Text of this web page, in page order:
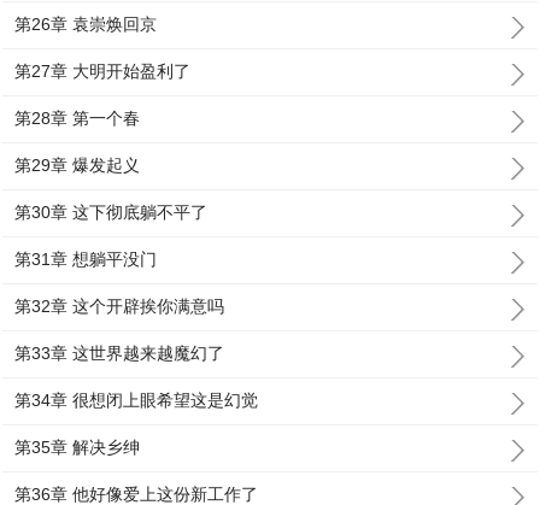
第26章 袁崇焕回京
第27章 大明开始盈利了
第28章 第一个春
第29章 爆发起义
第30章 这下彻底躺不平了
第31章 想躺平没门
第32章 这个开辟挨你满意吗
第33章 这世界越来越魔幻了
第34章 很想闭上眼希望这是幻觉
第35章 解决乡绅
第36章 他好像爱上这份新工作了